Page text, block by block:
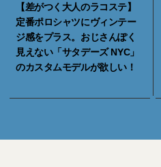
【差がつく大人のラコステ】
定番ポロシャツにヴィンテー
ジ感をプラス。おじさんぽく
見えない「サタデーズ NYC」
のカスタムモデルが欲しい！